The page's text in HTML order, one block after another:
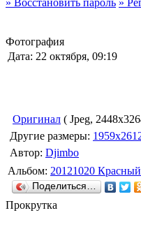
» Восстановить пароль »
Фотография
Дата: 22 октября, 09:19
Оригинал ( Jpeg,
Другие размеры:
Автор: Djimbo
Альбом: 20121020
Поделиться…
Прокрутка